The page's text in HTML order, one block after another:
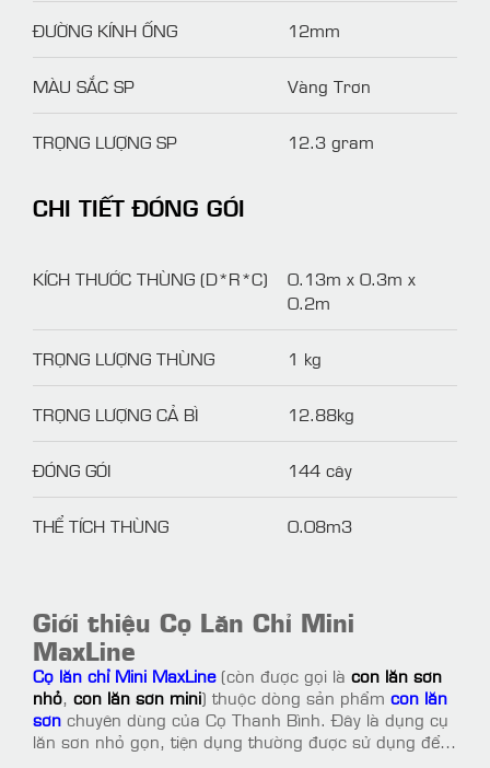
ĐƯỜNG KÍNH ỐNG 12mm
MÀU SẮC SP Vàng Trơn
TRỌNG LƯỢNG SP 12.3 gram
CHI TIẾT ĐÓNG GÓI
KÍCH THƯỚC THÙNG (D*R*C)
0.13m x 0.3m x
0.2m
TRỌNG LƯỢNG THÙNG 1 kg
TRỌNG LƯỢNG CẢ BÌ 12.88kg
ĐÓNG GÓI 144 cây
THỂ TÍCH THÙNG 0.08m3
Giới thiệu Cọ Lăn Chỉ Mini
MaxLine
Cọ lăn chỉ Mini MaxLine(còn được gọi là con lăn sơn
nhỏ, con lăn sơn mini) thuộc dòng sản phẩm con lăn
sơn chuyên dùng của Cọ Thanh Bình. Đây là dụng cụ
lăn sơn nhỏ gọn, tiện dụng thường được sử dụng để